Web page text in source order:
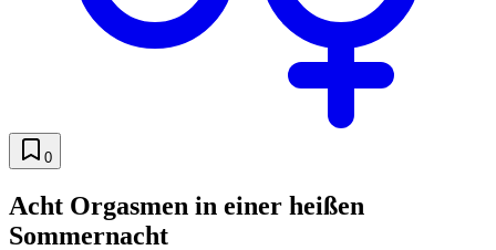
0
Acht Orgasmen in einer heißen
Sommernacht